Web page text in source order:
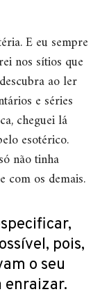
E eu sempre
nos sítios que
ao ler
e séries
cheguei lá
esotérico.
não tinha
com os demais.
pois,
o seu
enraizar.